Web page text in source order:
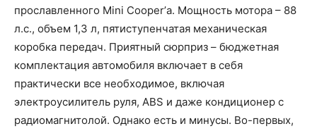
прославленного Mini Cooper’а. Мощность мотора – 88
л.с., объем 1,3 л, пятиступенчатая механическая
коробка передач. Приятный сюрприз – бюджетная
комплектация автомобиля включает в себя
практически все необходимое, включая
электроусилитель руля, ABS и даже кондиционер с
радиомагнитолой. Однако есть и минусы. Во-первых,